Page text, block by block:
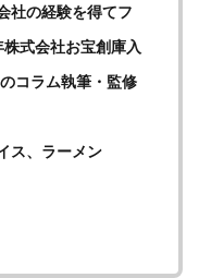
社の経験を得てフ
式会社お宝創庫入
コラム執筆・監修
ス、ラーメン